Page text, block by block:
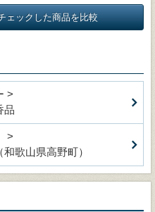
ェックした商品を比較
>
品
>
歌山県高野町）